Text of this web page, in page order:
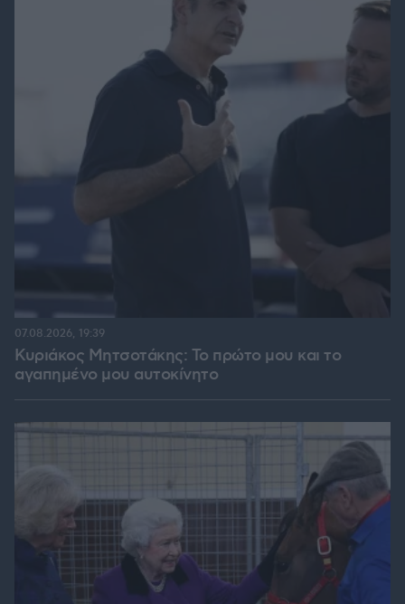
Κυριάκος Μητσοτάκης: Το πρώτο μου και το
αγαπημένο μου αυτοκίνητο
07.08.2026, 19:39